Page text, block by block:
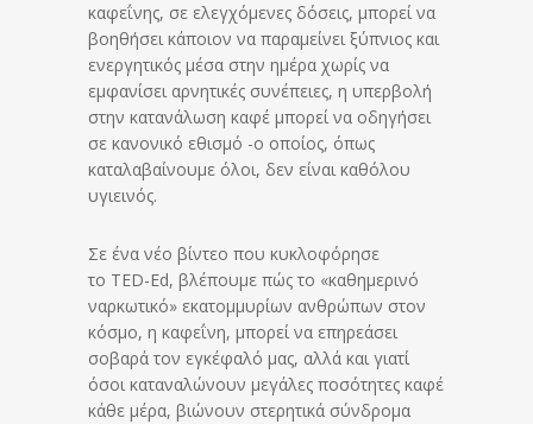
καφεΐνης, σε ελεγχόμενες δόσεις, μπορεί να
βοηθήσει κάποιον να παραμείνει ξύπνιος και
ενεργητικός μέσα στην ημέρα χωρίς να
εμφανίσει αρνητικές συνέπειες, η υπερβολή
στην κατανάλωση καφέ μπορεί να οδηγήσει
σε κανονικό εθισμό -ο οποίος, όπως
καταλαβαίνουμε όλοι, δεν είναι καθόλου
υγιεινός.
Σε ένα νέο βίντεο που κυκλοφόρησε
το TED-Ed, βλέπουμε πώς το «καθημερινό
ναρκωτικό» εκατομμυρίων ανθρώπων στον
κόσμο, η καφεΐνη, μπορεί να επηρεάσει
σοβαρά τον εγκέφαλό μας, αλλά και γιατί
όσοι καταναλώνουν μεγάλες ποσότητες καφέ
κάθε μέρα, βιώνουν στερητικά σύνδρομα